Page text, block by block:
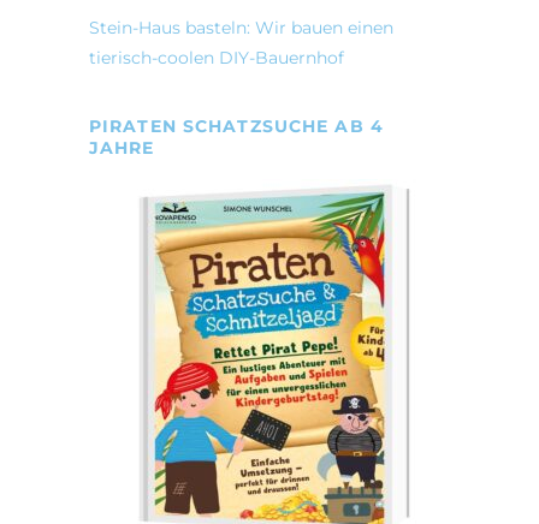
Stein-Haus basteln: Wir bauen einen
tierisch-coolen DIY-Bauernhof
PIRATEN SCHATZSUCHE AB 4
JAHRE